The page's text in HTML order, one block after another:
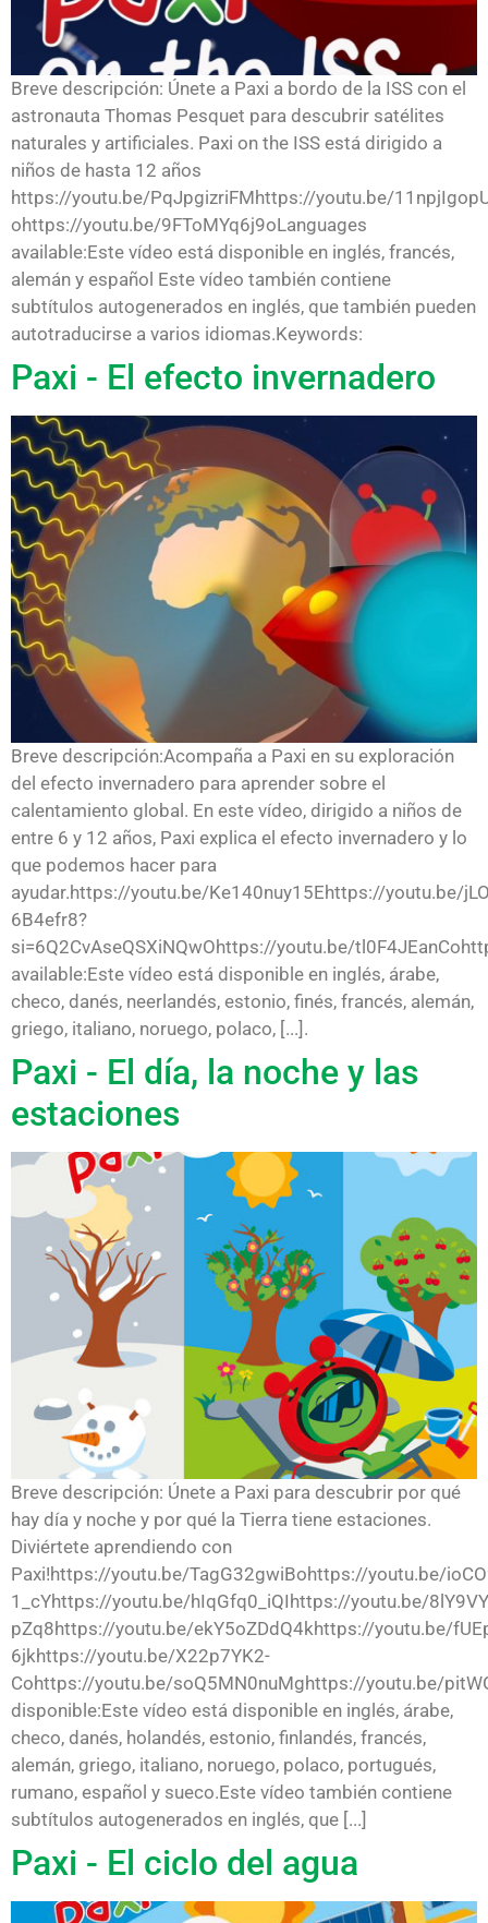
Breve descripción: Únete a Paxi a bordo de la ISS con el
astronauta Thomas Pesquet para descubrir satélites
naturales y artificiales. Paxi on the ISS está dirigido a
niños de hasta 12 años
https://youtu.be/PqJpgizriFMhttps://youtu.be/
ohttps://youtu.be/9FToMYq6j9oLanguages
available:Este vídeo está disponible en inglés, francés,
alemán y español Este vídeo también contiene
subtítulos autogenerados en inglés, que también pueden
autotraducirse a varios idiomas.Keywords:
Paxi - El efecto invernadero
Breve descripción:Acompaña a Paxi en su exploración
del efecto invernadero para aprender sobre el
calentamiento global. En este vídeo, dirigido a niños de
entre 6 y 12 años, Paxi explica el efecto invernadero y lo
que podemos hacer para
ayudar.https://youtu.be/Ke140nuy15Ehttps://youtu.be/
6B4efr8?
si=6Q2CvAseQSXiNQwOhttps://youtu.be/
available:Este vídeo está disponible en inglés, árabe,
checo, danés, neerlandés, estonio, finés, francés, alemán,
griego, italiano, noruego, polaco, [...].
Paxi - El día, la noche y las
estaciones
Breve descripción: Únete a Paxi para descubrir por qué
hay día y noche y por qué la Tierra tiene estaciones.
Diviértete aprendiendo con
Paxi!https://youtu.be/TagG32gwiBohttps://youtu.be/
1_cYhttps://youtu.be/hIqGfq0_iQIhttps://youtu.be/
pZq8https://youtu.be/ekY5oZDdQ4khttps://youtu.be/
6jkhttps://youtu.be/X22p7YK2-
Cohttps://youtu.be/soQ5MN0nuMghttps://youtu.be/
disponible:Este vídeo está disponible en inglés, árabe,
checo, danés, holandés, estonio, finlandés, francés,
alemán, griego, italiano, noruego, polaco, portugués,
rumano, español y sueco.Este vídeo también contiene
subtítulos autogenerados en inglés, que [...]
Paxi - El ciclo del agua